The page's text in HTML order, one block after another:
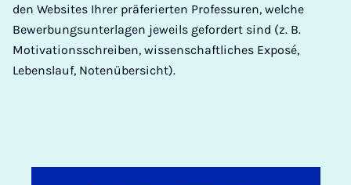
den Websites Ihrer präferierten Professuren, welche
Bewerbungsunterlagen jeweils gefordert sind (z. B.
Motivationsschreiben, wissenschaftliches Exposé,
Lebenslauf, Notenübersicht).